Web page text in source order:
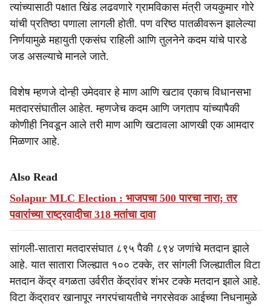
त्यांच्यासाठी पक्षात खिंड लढवणारे ग्रामविकास मंत्री जयकुमार गोरे
यांची प्रतिष्ठा पणाला लागली होती. पण वरिष्ठ पातळीवरून झालेल्या
निर्णयामुळे महायुती एकसंघ राहिली आणि तुलनेने कदम यांचे पारडे
जड असल्याचे मानले जाते.
विशेष म्हणजे दोन्ही उमेदवार हे माण आणि खटाव एकाच विधानसभा
मतदारसंघातील आहेत. म्हणजेच कदम आणि जगताप यांच्यापैकी
कोणीही निवडून आले तरी माण आणि खटावला आणखी एक आमदार
मिळणार आहे.
Also Read
Solapur MLC Election : भाजपचा 500 पारचा नारा; तर
पवारांच्या राष्ट्रवादीचा 318 मतांचा दावा
सांगली-सातारा मतदारसंघात ८९५ पैकी ८९४ जणांचे मतदान झाले
आहे. यात सातारा जिल्ह्यात १०० टक्के, तर सांगली जिल्ह्यातील विटा
मतदान केंद्र वगळता उर्वरीत केंद्रांवर शंभर टक्के मतदान झाले आहे.
विटा केंद्रावर खानापूर नगरपंचायतीचे नगरसेवक आईच्या निधनामुळे